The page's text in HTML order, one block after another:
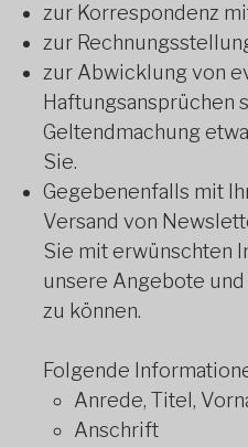
zur Korrespondenz
zur
zur Abwicklung von
Haftungsansprüchen
Geltendmachung
Sie.
Gegebenenfalls mit
Versand von
Sie mit erwünschten
unsere Angebote
zu können.
Folgende
Anrede, Titel,
Anschrift